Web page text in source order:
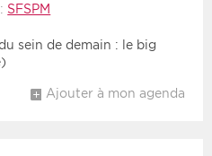
SFSPM
sein de demain : le big
Ajouter à mon agenda